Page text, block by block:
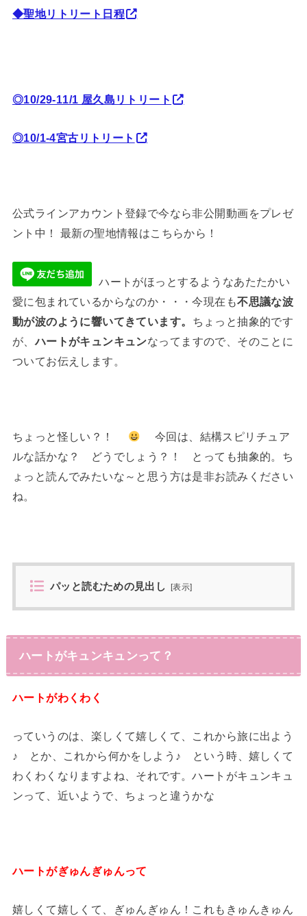
◆聖地リトリート日程
◎10/29-11/1 屋久島リトリート
◎10/1-4宮古リトリート
公式ラインアカウント登録で今なら非公開動画をプレゼ
ント中！ 最新の聖地情報はこちらから！
ハートがほっとするようなあたたかい
愛に包まれているからなのか・・・今現在も不思議な波
動が波のように響いてきています。 ちょっと抽象的です
が、ハートがキュンキュンなってますので、そのことに
ついてお伝えします。
ちょっと怪しい？！
今回は、結構スピリチュア
ルな話かな？ どうでしょう？！ とっても抽象的。ち
ょっと読んでみたいな～と思う方は是非お読みください
ね。
パッと読むための見出し [表示]
ハートがキュンキュンって？
ハートがわくわく
っていうのは、楽しくて嬉しくて、これから旅に出よう
♪ とか、これから何かをしよう♪ という時、嬉しくて
わくわくなりますよね、それです。ハートがキュンキュ
ンって、近いようで、ちょっと違うかな
ハートがぎゅんぎゅんって
嬉しくて嬉しくて、ぎゅんぎゅん！これもきゅんきゅん